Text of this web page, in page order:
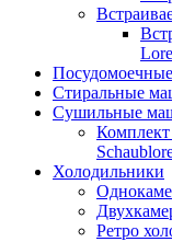
Стиральные
Сушильные
Холодильники
Ретро